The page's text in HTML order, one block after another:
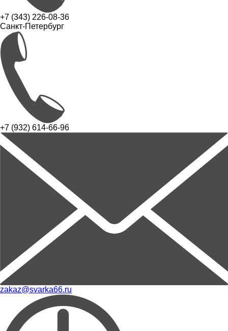
+7 (343) 226-08-36
Санкт-Петербург
+7 (932) 614-66-96
zakaz@svarka66.ru